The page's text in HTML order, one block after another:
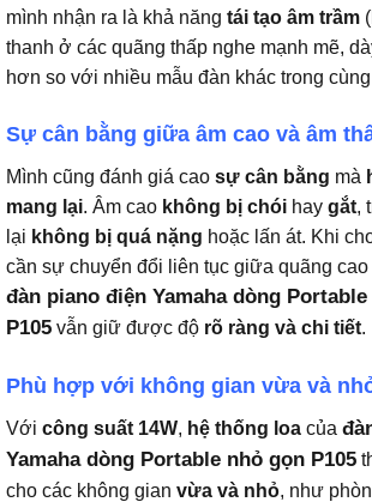
mình nhận ra là khả năng tái tạo âm trầm
thanh ở các quãng thấp nghe mạnh mẽ,
hơn so với nhiều mẫu đàn khác trong
Sự cân bằng giữa âm cao và âm
Mình cũng đánh giá cao sự cân bằng mà
mang lại. Âm cao không bị chói hay gắt,
lại không bị quá nặng hoặc lấn át. Khi
cần sự chuyển đổi liên tục giữa quãng cao
đàn piano điện Yamaha dòng
P105 vẫn giữ được độ rõ ràng và chi tiết.
Phù hợp với không gian vừa và
Với công suất 14W, hệ thống loa của
Yamaha dòng Portable nhỏ gọn P105
cho các không gian vừa và nhỏ, như